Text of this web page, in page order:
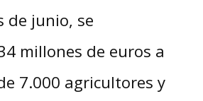
de junio, se
millones de euros a
7.000 agricultores y